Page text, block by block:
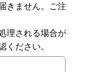
きません。ご注
理される場合が
ください。